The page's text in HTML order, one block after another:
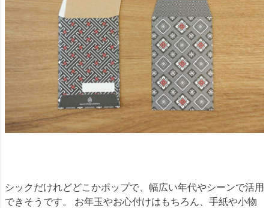
シックだけれどどこかポップで、幅広い年代やシーンで活用
できそうです。 お年玉やお心付けはもちろん、手紙や小物